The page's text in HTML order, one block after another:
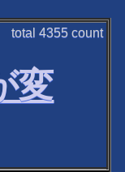
total4355 count
変